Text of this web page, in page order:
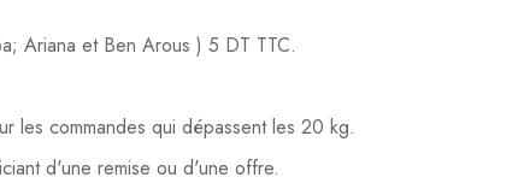
Ariana et Ben Arous ) 5 DT TTC.
les commandes qui dépassent les 20 kg.
d'une remise ou d'une offre.